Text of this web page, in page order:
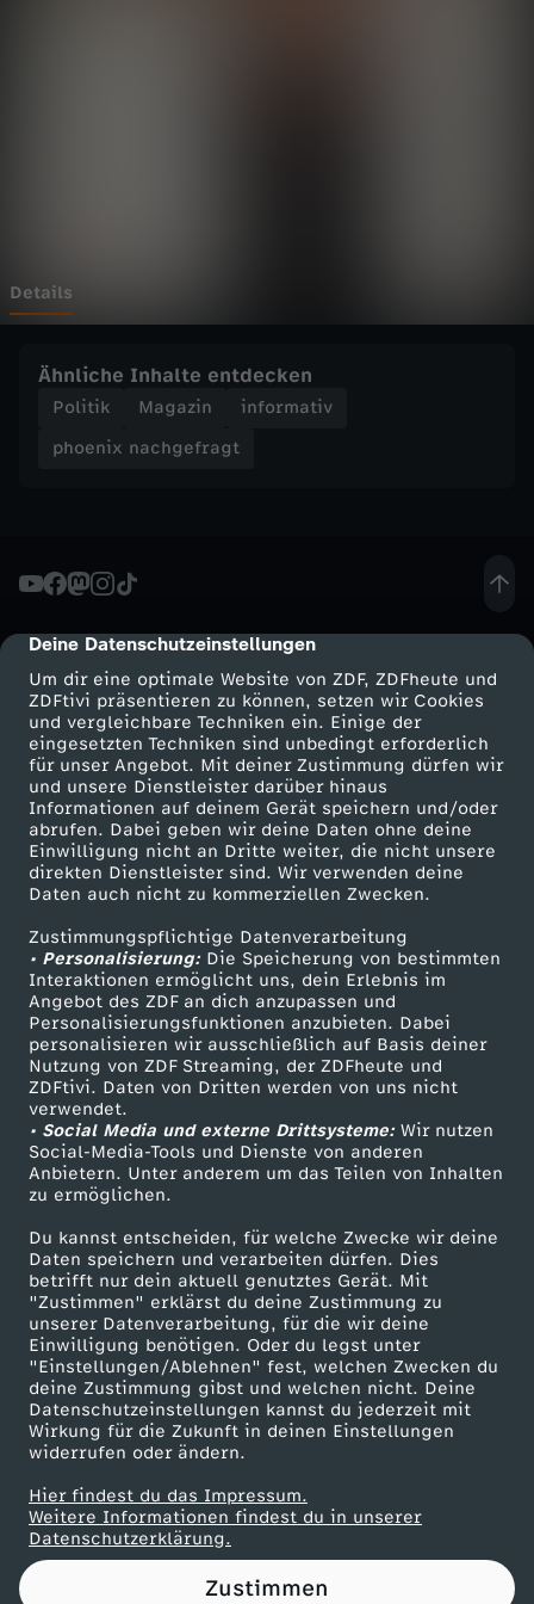
cmp-dialog-description
Deine Datenschutzeinstellungen
Um dir eine optimale Website von ZDF, ZDFheute und
ZDFtivi präsentieren zu können, setzen wir Cookies
und vergleichbare Techniken ein. Einige der
eingesetzten Techniken sind unbedingt erforderlich
für unser Angebot. Mit deiner Zustimmung dürfen wir
und unsere Dienstleister darüber hinaus
Informationen auf deinem Gerät speichern und/oder
abrufen. Dabei geben wir deine Daten ohne deine
Einwilligung nicht an Dritte weiter, die nicht unsere
direkten Dienstleister sind. Wir verwenden deine
Daten auch nicht zu kommerziellen Zwecken.
Zustimmungspflichtige Datenverarbeitung
• Personalisierung:Die Speicherung von bestimmten
Interaktionen ermöglicht uns, dein Erlebnis im
Angebot des ZDF an dich anzupassen und
Personalisierungsfunktionen anzubieten. Dabei
personalisieren wir ausschließlich auf Basis deiner
Nutzung von ZDF Streaming, der ZDFheute und
ZDFtivi. Daten von Dritten werden von uns nicht
verwendet.
• Social Media und externe Drittsysteme:Wir nutzen
Social-Media-Tools und Dienste von anderen
Anbietern. Unter anderem um das Teilen von Inhalten
zu ermöglichen.
Du kannst entscheiden, für welche Zwecke wir deine
Daten speichern und verarbeiten dürfen. Dies
betrifft nur dein aktuell genutztes Gerät. Mit
"Zustimmen" erklärst du deine Zustimmung zu
unserer Datenverarbeitung, für die wir deine
Einwilligung benötigen. Oder du legst unter
"Einstellungen/Ablehnen" fest, welchen Zwecken du
deine Zustimmung gibst und welchen nicht. Deine
Datenschutzeinstellungen kannst du jederzeit mit
Wirkung für die Zukunft in deinen Einstellungen
widerrufen oder ändern.
Hier findest du das Impressum.
Weitere Informationen findest du in unserer
Datenschutzerklärung.
Zustimmen
e
r
t
-
R
e
f
o
r
m
v
o
r
s
c
h
l
ä
g
e
Details
Ähnliche Inhalte entdecken
Politik Magazin
informativ
phoenix nachgefragt
Mehr ZDF
ZDF-Apps
Smart TV
ZDFtext
Livestreams
Sendungen A-Z
TV-Programm
Service
ZDFmitreden
Kontakt zum ZDF
Tickets
Zuschauerservice
Hilfe
ZDF Unternehmen
Karriere
ZDF goes Schule
Werbefernsehen
Mainzelmännchen
Partner